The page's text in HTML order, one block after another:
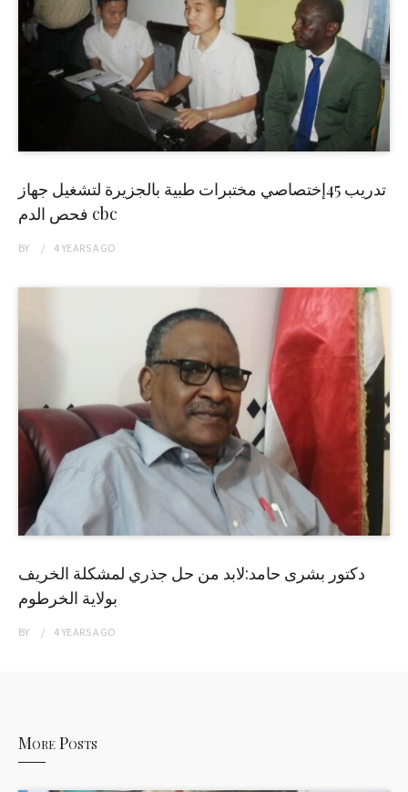
تدريب 45إختصاصي مختبرات طبية بالجزيرة لتشغيل جهاز
فحص الدم cbc
BY 4 YEARSAGO
دكتور بشرى حامد:لابد من حل جذري لمشكلة الخريف
بولاية الخرطوم
BY 4 YEARSAGO
More Posts